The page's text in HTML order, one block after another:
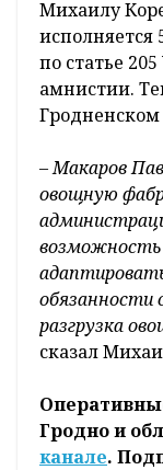
Михаилу
по статье
амнистии.
– Макаров
овощную
обязанности
разгрузка
сказал
Гродно и
канале.